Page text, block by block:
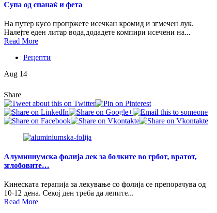
Супа од спанаќ и фета
На путер кусо пропржете исечкан кромид и згмечен лук.
Налејте еден литар вода,додадете компири исечени на...
Read More
Рецепти
Aug 14
Share
Алуминиумска фолија лек за болките во грбот, вратот,
зглобовите…
Кинеската терапија за лекување со фолија се препорачува од
10-12 дена. Секој ден треба да лепите...
Read More